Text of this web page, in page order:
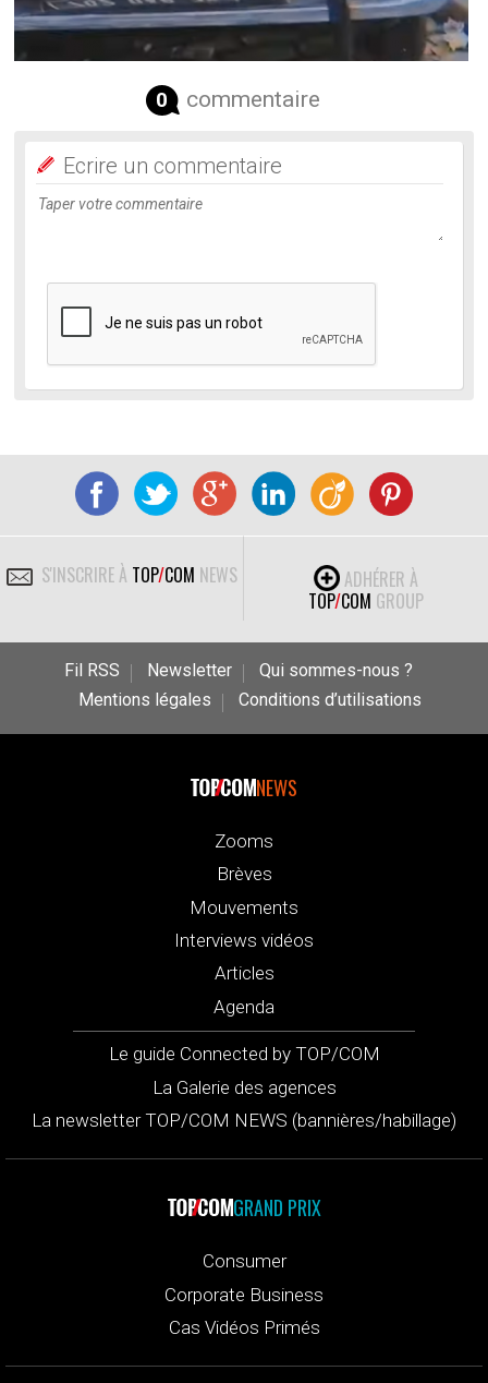
0 commentaire
Ecrire un commentaire
S'INSCRIRE À TOP/COM NEWS
ADHÉRER À
TOP/COM GROUP
Fil RSS Newsletter
Qui sommes-nous ?
Mentions légales
Conditions d’utilisations
NEWS
Zooms
Brèves
Mouvements
Interviews vidéos
Articles
Agenda
Le guide Connected by TOP/COM
La Galerie des agences
La newsletter TOP/COM NEWS (bannières/habillage)
GRAND PRIX
Consumer
Corporate Business
Cas Vidéos Primés